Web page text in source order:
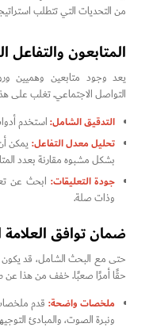
من التحديات التي تتطلب
المتابعون والتفاعل
يعد وجود متابعين وهميين
التواصل الاجتماعي. تغلب على
التدقيق الشامل:استخدم
تحليل معدل التفاعل:يمكن
بشكل مشبوه مقارنة بعدد
جودة التعليقات: ابحث عن
وذات صلة.
ضمان توافق العلامة
حتى مع البحث الشامل، قد يكون
حقًا أمرًا صعبًا. خفف من هذا عن
ملخصات واضحة: قدم
ونبرة الصوت، والمبادئ